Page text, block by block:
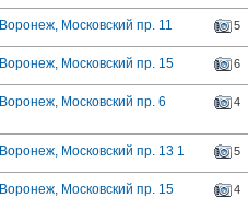
Воронеж, Московский пр. 11 5
Воронеж, Московский пр. 15 6
Воронеж, Московский пр. 6 4
Воронеж, Московский пр. 13 1 5
Воронеж, Московский пр. 15 4